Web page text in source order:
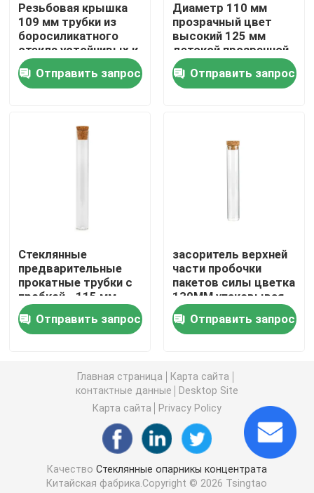
Свяжитесь мы
Новости
Спросите цитату
Опарникы стеклянного ребенка устойчивые
Черные УФ-стеклянные банки
Черные стеклянные контейнеры
Стеклянные банки с деревянной крышкой
Штейновые черные стеклянные опарникы
Резьбовая крышка
109 мм трубки из
боросиликатного
стекла устойчивых к
ребенку стеклянных
про креновых трубок
Отправить запрос
Диаметр 110 мм
прозрачный цвет
высокий 125 мм
детской прозрачной
стеклянной трубки
герметичной
запаховой трубки
Отправить запрос
Стеклянные
предварительные
прокатные трубки с
пробкой - 115 мм
Отправить запрос
засоритель верхней
части пробочки
пакетов силы цветка
130ММ упаковывая
стеклянный
цилиндрический
Отправить запрос
Главная страница
Карта сайта
контактные данные
Desktop Site
Карта сайта
Privacy Policy
Качество Стеклянные опарникы концентрата
Китайская фабрика.Copyright © 2026 Tsingtao